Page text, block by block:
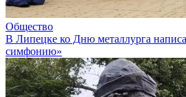
Общество
В Липецке ко Дню металлурга
симфонию»